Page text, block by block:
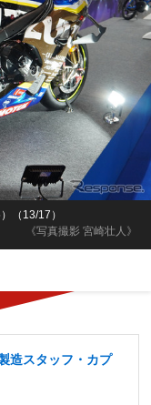
《写真撮影 宮崎壮人》
（13/17）
造スタッフ・カプ